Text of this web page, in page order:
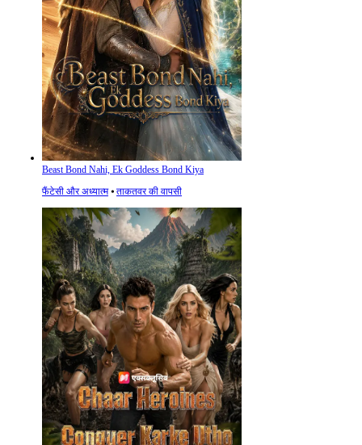
Beast Bond Nahi, Ek Goddess Bond Kiya
फैंटेसी और अध्यात्म⦁ ताकतवर की वापसी